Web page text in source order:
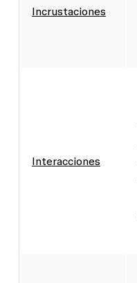
Incrustaciones
Interacciones